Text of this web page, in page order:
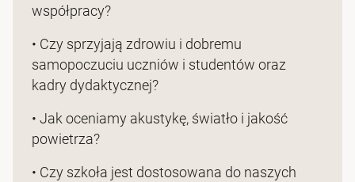
współpracy?
• Czy sprzyjają zdrowiu i dobremu
samopoczuciu uczniów i studentów oraz
kadry dydaktycznej?
• Jak oceniamy akustykę, światło i jakość
powietrza?
• Czy szkoła jest dostosowana do naszych